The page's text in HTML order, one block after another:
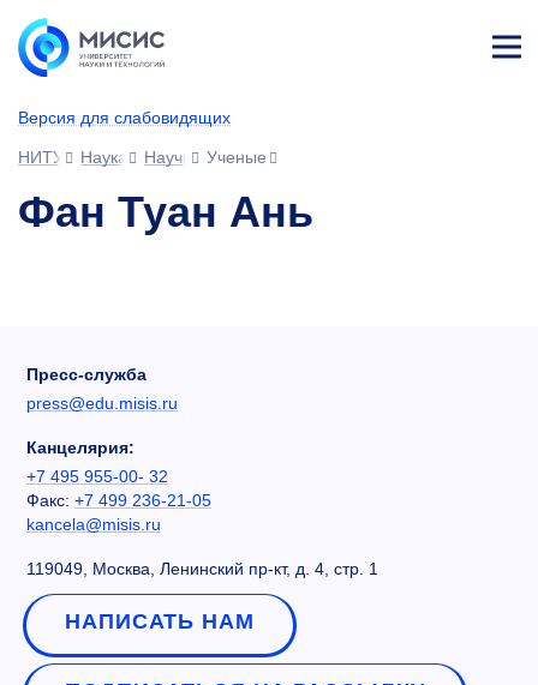
Версия для слабовидящих
НИТУ МИСИС
Наука Научное сообщество
Ученые
Фан Туан Ань
Пресс-служба
press@edu.misis.ru
Канцелярия:
+7 495 955-00- 32
Факс: +7 499 236-21-05
kancela@misis.ru
119049, Москва, Ленинский пр-кт, д. 4, стр. 1
НАПИСАТЬ НАМ